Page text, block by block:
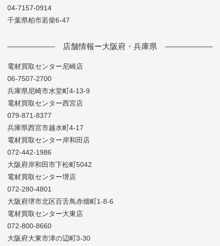
04-7157-0914
千葉県柏市若柴6-47
店舗情報ー大阪府・兵庫県
電材買取センター尼崎店
06-7507-2700
兵庫県尼崎市水堂町4-13-9
電材買取センター西宮店
079-871-8377
兵庫県西宮市越水町4-17
電材買取センター岸和田店
072-442-1986
大阪府岸和田市下松町5042
電材買取センター堺店
072-280-4801
大阪府堺市北区百舌鳥赤畑町1-8-6
電材買取センター大東店
072-800-8660
大阪府大東市津の辺町3-30